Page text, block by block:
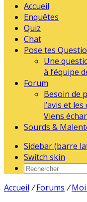
Accueil
Enquêtes
Quiz
Chat
Pose tes
Une
à l’équipe
Forum
Besoin de
l’avis et
Viens
Sourds &
Sidebar (barre
Switch skin
Accueil / Forums /